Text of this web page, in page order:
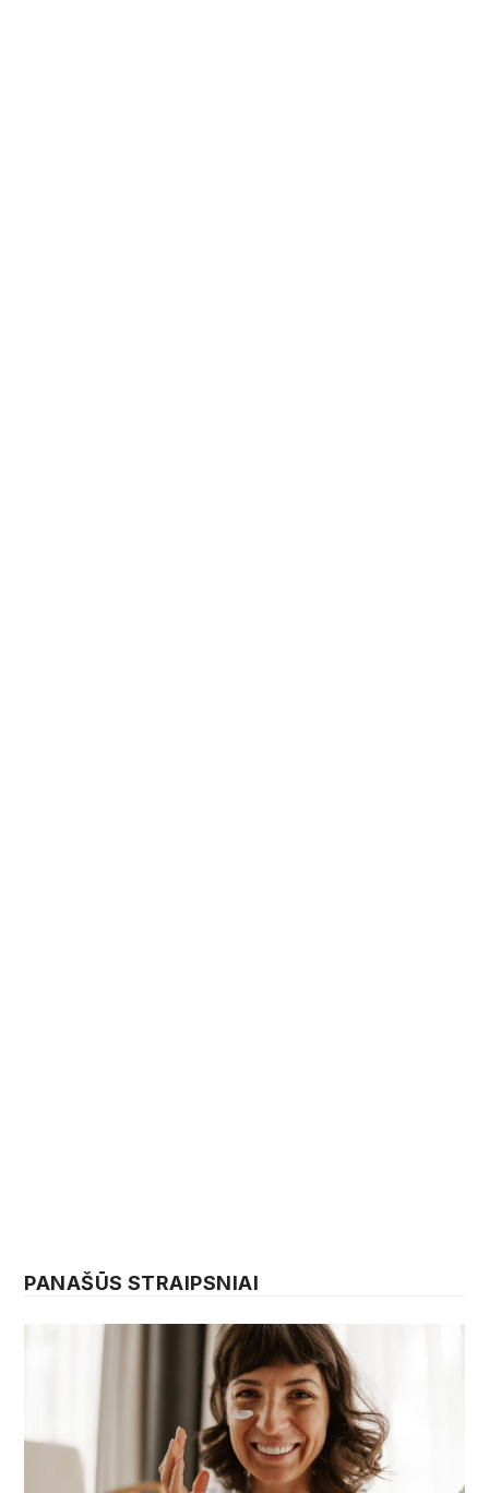
PANAŠŪS STRAIPSNIAI